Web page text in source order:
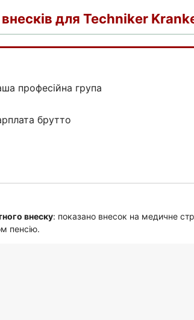
для Techniker
професійна група
брутто
внеску: показано внесок на медичне
пенсію.